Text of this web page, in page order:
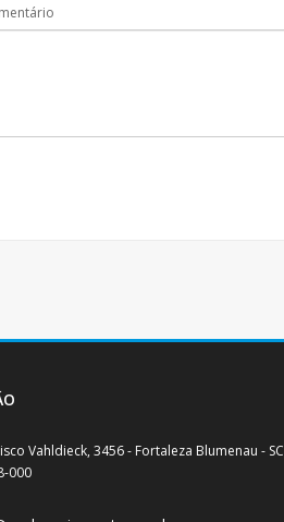
Vahldieck, 3456 - Fortaleza Blumenau - SC
000